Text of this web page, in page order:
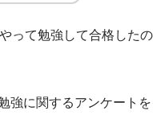
って勉強して合格したの
強に関するアンケートを